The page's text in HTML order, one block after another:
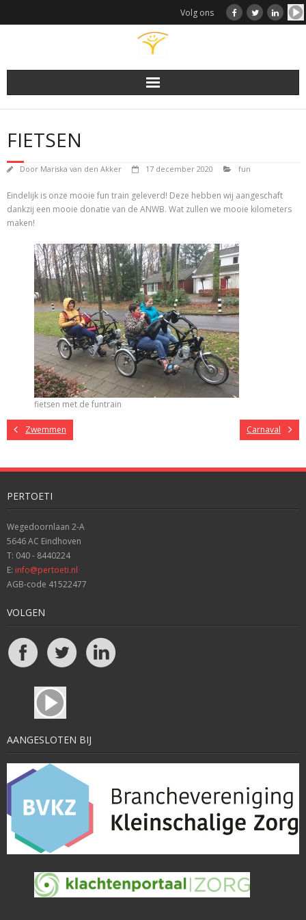
Volg ons
FIETSEN
Door Mariska van den Akker 17 december 2020 fun
Eindelijk is onze mooie fun train geleverd! Deze hebben wij aangeschaft
dankzij een mooie donatie van de ANWB. Wat zullen we mooie kilometers
maken!
fietsen met de funtrain
Zwemmen Carnaval
PERTOETI
Wegedoornlaan 2-A
5646 AC Eindhoven
T: 040 - 8440224
E: info@pertoeti.nl
AGB-code 41522477
VOLGEN
AANGESLOTEN BIJ